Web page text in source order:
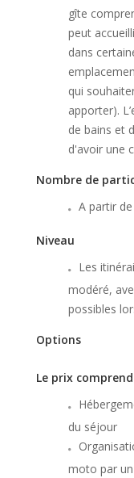
gîte
peut
dans
qui
apporter).
de bains et
d'avoir une
Nombre de
A partir
Niveau
Les
modéré,
possibles
Options
Le prix comprend
du séjour
moto par